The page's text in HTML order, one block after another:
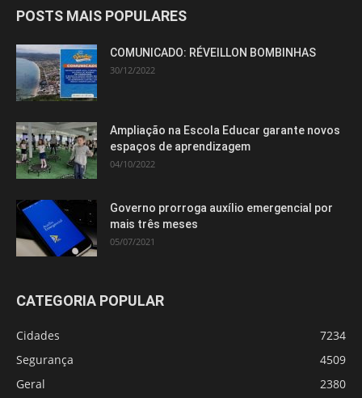
POSTS MAIS POPULARES
COMUNICADO: RÉVEILLON BOMBINHAS
30/12/2022
Ampliação na Escola Educar garante novos
espaços de aprendizagem
04/10/2022
Governo prorroga auxílio emergencial por
mais três meses
05/07/2021
CATEGORIA POPULAR
Cidades
7234
Segurança
4509
Geral
2380